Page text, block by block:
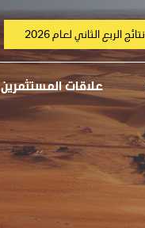
نتائج الربع الثاني لعام 2026
علاقات المستثمرين